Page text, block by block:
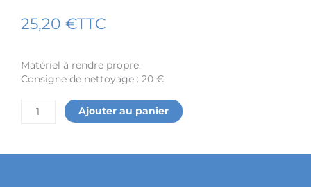
25,20 €TTC
Matériel à rendre propre.
Consigne de nettoyage : 20 €
quantité
Ajouter au panier